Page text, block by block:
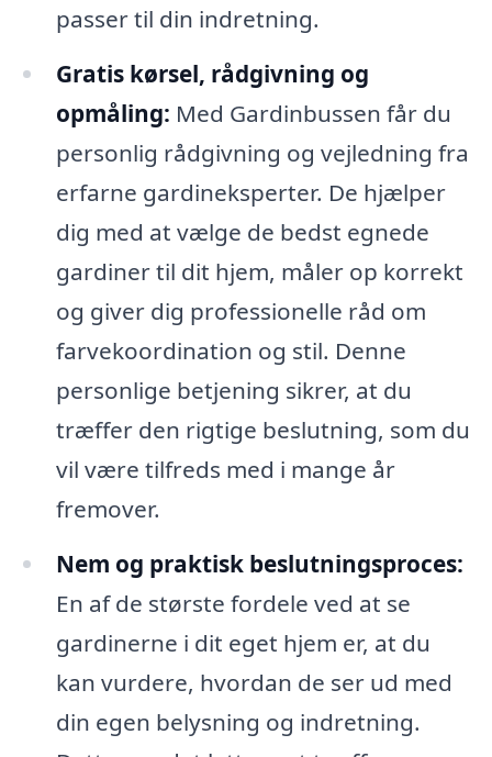
passer til din indretning.
Gratis kørsel, rådgivning og
opmåling: Med Gardinbussen får du
personlig rådgivning og vejledning fra
erfarne gardineksperter. De hjælper
dig med at vælge de bedst egnede
gardiner til dit hjem, måler op korrekt
og giver dig professionelle råd om
farvekoordination og stil. Denne
personlige betjening sikrer, at du
træffer den rigtige beslutning, som du
vil være tilfreds med i mange år
fremover.
Nem og praktisk beslutningsproces:
En af de største fordele ved at se
gardinerne i dit eget hjem er, at du
kan vurdere, hvordan de ser ud med
din egen belysning og indretning.